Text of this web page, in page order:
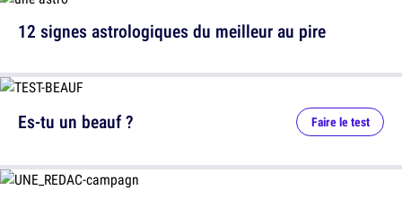
12 signes astrologiques du meilleur au pire
Es-tu un beauf ? Faire le test